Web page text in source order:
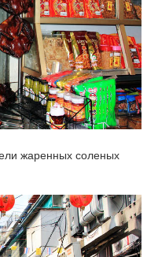
жаренных соленых